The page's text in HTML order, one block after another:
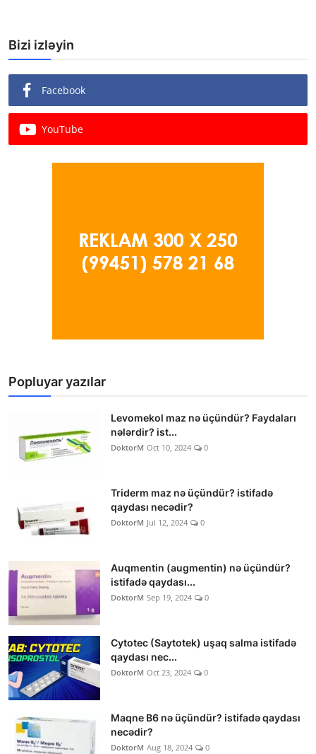
Bizi izləyin
Facebook
YouTube
Popluyar yazılar
Levomekol maz nə üçündür? Faydaları
nələrdir? ist...
DoktorM Oct 10, 2024 0
Triderm maz nə üçündür? istifadə
qaydası necədir?
DoktorM Jul 12, 2024 0
Auqmentin (augmentin) nə üçündür?
istifadə qaydası...
DoktorM Sep 19, 2024 0
Cytotec (Saytotek) uşaq salma istifadə
qaydası nec...
DoktorM Oct 23, 2024 0
Maqne B6 nə üçündür? istifadə qaydası
necədir?
DoktorM Aug 18, 2024 0